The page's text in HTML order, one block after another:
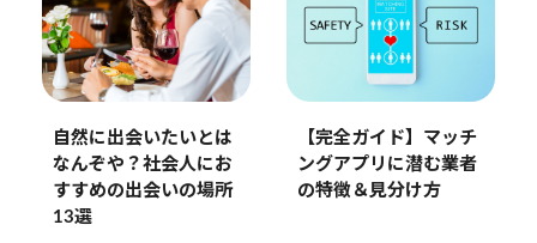
自然に出会いたいとは
なんぞや？社会人にお
すすめの出会いの場所
13選
【完全ガイド】マッチ
ングアプリに潜む業者
の特徴＆見分け方